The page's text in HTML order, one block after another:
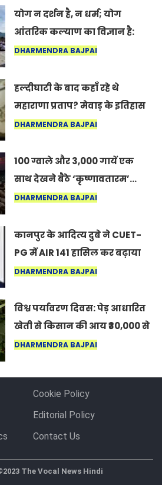
योग न दर्शन है, न धर्म; योग
आंतरिक कल्याण का विज्ञान है:
अंतरराष्ट्रीय योग दिवस 2026 पर
DHARMENDRA BAJPAI
हल्दीघाटी के बाद कहाँ रहे थे
महाराणा प्रताप? मेवाड़ के इतिहास
का वह अनकहा अध्याय जो आज भी
DHARMENDRA BAJPAI
100 ग्वाले और 3,000 गायें एक
साथ देखने बैठे ‘कृष्णावतारम’…
नागपुर में दिखा ऐसा नज़ारा कि
कर सकते हैं”
DHARMENDRA BAJPAI
कानपुर के आदित्य दुबे ने CUET-
PG में AIR 141 हासिल कर बढ़ाया
शहर का मान
DHARMENDRA BAJPAI
विश्व पर्यावरण दिवस: पेड़ आधारित
खेती से किसान की आय ₹30,000 से
बढ़कर ₹3 लाख प्रति एकड़ हुई
DHARMENDRA BAJPAI
Cookie Policy
Editorial Policy
Contact Us
The Vocal News Hindi